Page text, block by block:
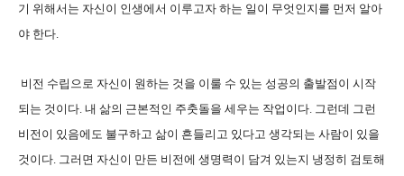
기 위해서는 자신이 인생에서 이루고자 하는 일이 무엇인지를 먼저 알아
야 한다.
비전 수립으로 자신이 원하는 것을 이룰 수 있는 성공의 출발점이 시작
되는 것이다. 내 삶의 근본적인 주춧돌을 세우는 작업이다. 그런데 그런
비전이 있음에도 불구하고 삶이 흔들리고 있다고 생각되는 사람이 있을
것이다. 그러면 자신이 만든 비전에 생명력이 담겨 있는지 냉정히 검토해